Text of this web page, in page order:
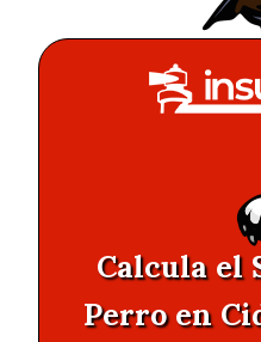
Calcula el
Perro en